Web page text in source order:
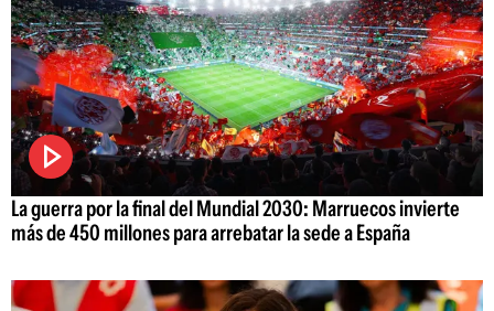
La guerra por la final del Mundial 2030: Marruecos invierte
más de 450 millones para arrebatar la sede a España